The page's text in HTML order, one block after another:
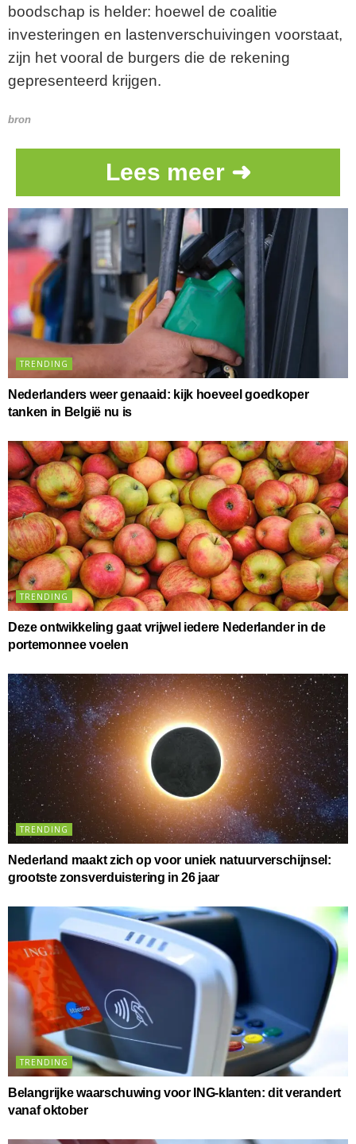
boodschap is helder: hoewel de coalitie
investeringen en lastenverschuivingen voorstaat,
zijn het vooral de burgers die de rekening
gepresenteerd krijgen.
bron
Lees meer ➜
TRENDING
Nederlanders weer genaaid: kijk hoeveel goedkoper
tanken in België nu is
TRENDING
Deze ontwikkeling gaat vrijwel iedere Nederlander in de
portemonnee voelen
TRENDING
Nederland maakt zich op voor uniek natuurverschijnsel:
grootste zonsverduistering in 26 jaar
TRENDING
Belangrijke waarschuwing voor ING-klanten: dit verandert
vanaf oktober